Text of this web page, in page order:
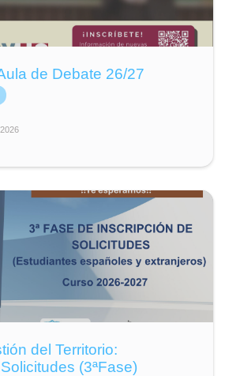
de Debate 26/27
del Territorio:
(3ªFase)